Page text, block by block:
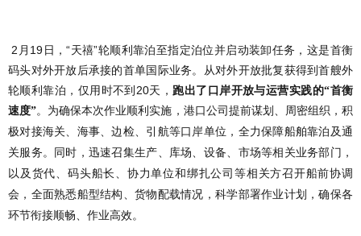
2月19日，“天禧”轮顺利靠泊至指定泊位并启动装卸任务，这是首衡
码头对外开放后承接的首单国际业务。从对外开放批复获得到首艘外
轮顺利靠泊，仅用时不到20天， 跑出了口岸开放与运营实践的“首衡
速度”。为确保本次作业顺利实施，港口公司提前谋划、周密组织，积
极对接海关、海事、边检、引航等口岸单位，全力保障船舶靠泊及通
关服务。同时，迅速召集生产、库场、设备、市场等相关业务部门，
以及货代、码头船长、协力单位和绑扎公司等相关方召开船前协调
会，全面熟悉船型结构、货物配载情况，科学部署作业计划，确保各
环节衔接顺畅、作业高效。